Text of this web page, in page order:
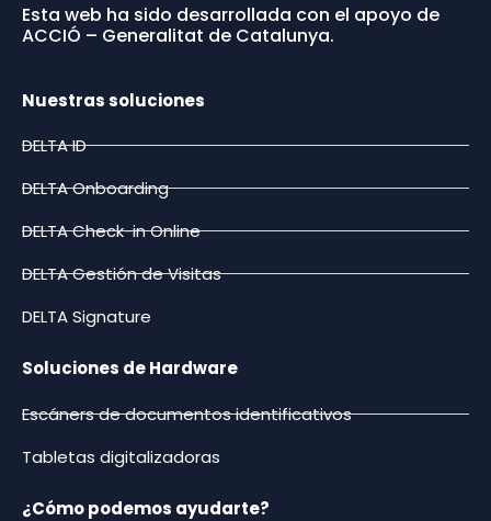
Esta web ha sido desarrollada con el apoyo de
ACCIÓ – Generalitat de Catalunya.
Nuestras soluciones
DELTA ID
DELTA Onboarding
DELTA Check-in Online
DELTA Gestión de Visitas
DELTA Signature
Soluciones de Hardware
Escáners de documentos identificativos
Tabletas digitalizadoras
¿Cómo podemos ayudarte?